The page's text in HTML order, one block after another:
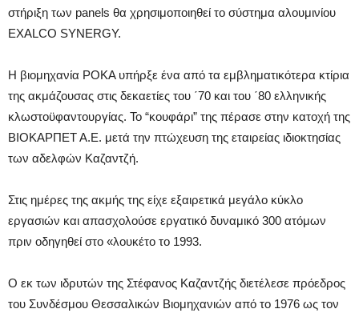
στήριξη των panels θα χρησιμοποιηθεί το σύστημα αλουμινίου
EXALCO SYNERGY.
Η βιομηχανία ΡΟΚΑ υπήρξε ένα από τα εμβληματικότερα κτίρια
της ακμάζουσας στις δεκαετίες του ΄70 και του ΄80 ελληνικής
κλωστοϋφαντουργίας. Το “κουφάρι” της πέρασε στην κατοχή της
ΒΙΟΚΑΡΠΕΤ Α.Ε. μετά την πτώχευση της εταιρείας ιδιοκτησίας
των αδελφών Καζαντζή.
Στις ημέρες της ακμής της είχε εξαιρετικά μεγάλο κύκλο
εργασιών και απασχολούσε εργατικό δυναμικό 300 ατόμων
πριν οδηγηθεί στο «λουκέτο το 1993.
Ο εκ των ιδρυτών της Στέφανος Καζαντζής διετέλεσε πρόεδρος
του Συνδέσμου Θεσσαλικών Βιομηχανιών από το 1976 ως τον